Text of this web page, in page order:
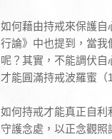
如何藉由持戒來保護
行論》中也提到，當
呢？其實，不能調伏
才能圓滿持戒波羅蜜
如何持戒才能真正自
守護念處，以正念觀